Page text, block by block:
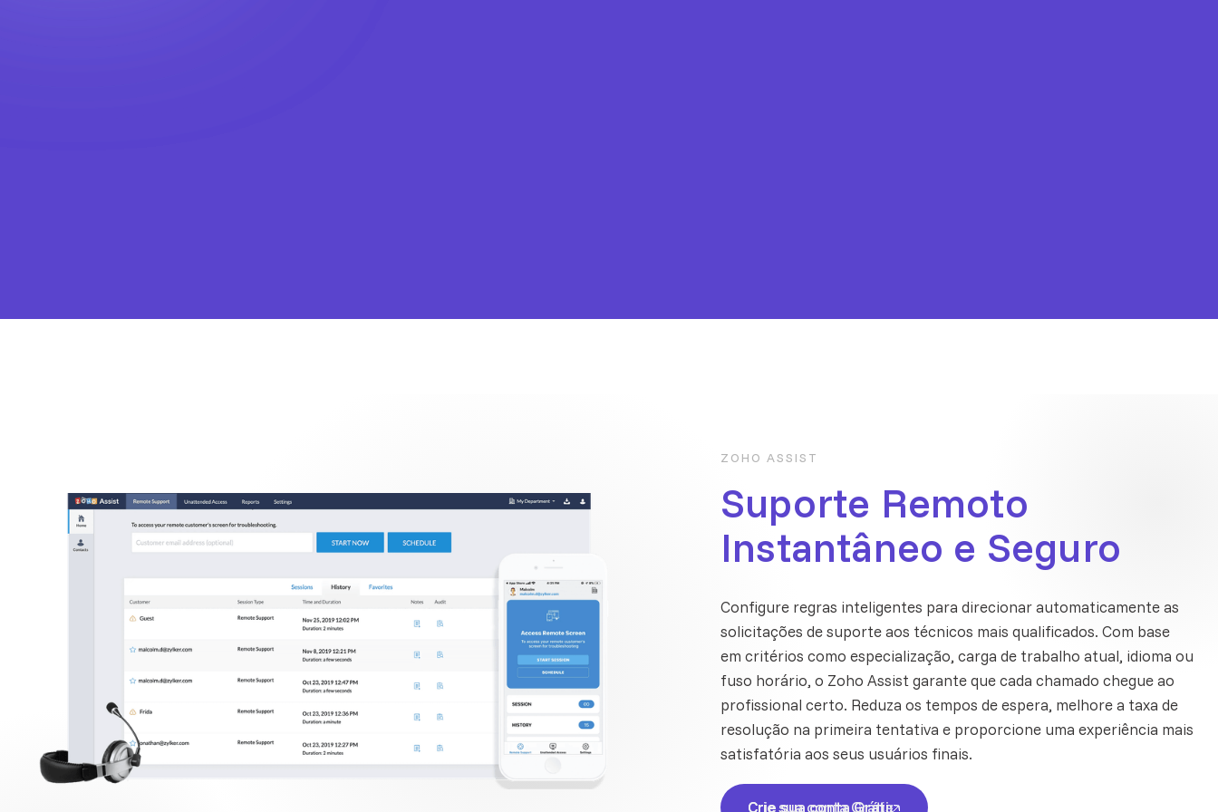
ZOHO ASSIST
Suporte Remoto
Instantâneo e Seguro
Configure regras inteligentes para direcionar automaticamente as
solicitações de suporte aos técnicos mais qualificados. Com base
em critérios como especialização, carga de trabalho atual, idioma ou
fuso horário, o Zoho Assist garante que cada chamado chegue ao
profissional certo. Reduza os tempos de espera, melhore a taxa de
resolução na primeira tentativa e proporcione uma experiência mais
satisfatória aos seus usuários finais.
Crie sua conta Grátis
Crie sua conta Grátis